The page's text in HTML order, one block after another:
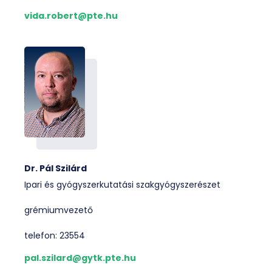
vida.robert@pte.hu
Dr. Pál Szilárd
Ipari és gyógyszerkutatási szakgyógyszerészet
grémiumvezető
telefon: 23554
pal.szilard@gytk.pte.hu